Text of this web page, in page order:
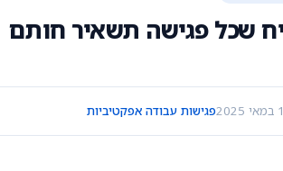
שכל פגישה תשאיר חותם
פגישות עבודה אפקטיביות